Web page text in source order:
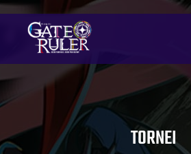
TORNEI